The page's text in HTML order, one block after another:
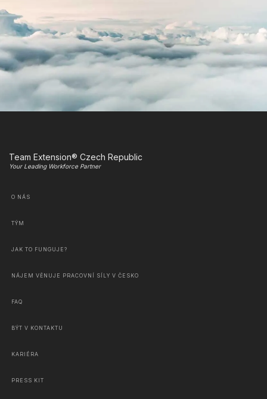
Team Extension® Czech Republic
Your Leading Workforce Partner
O NÁS
TÝM
JAK TO FUNGUJE?
NÁJEM VĚNUJE PRACOVNÍ SÍLY V ČESKO
FAQ
BÝT V KONTAKTU
KARIÉRA
PRESS KIT